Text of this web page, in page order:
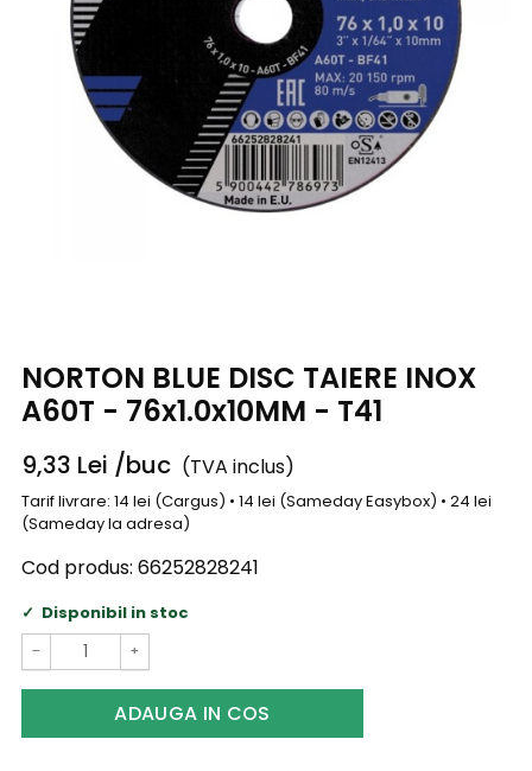
NORTON BLUE DISC TAIERE INOX
A60T - 76x1.0x10MM - T41
9,33 Lei /buc (TVA inclus)
Tarif livrare: 14 lei (Cargus) • 14 lei (Sameday Easybox) • 24 lei
(Sameday la adresa)
Cod produs: 66252828241
Disponibil in stoc
− +
ADAUGA IN COS